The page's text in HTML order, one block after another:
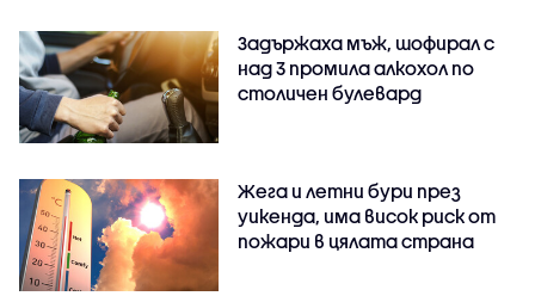
Задържаха мъж, шофирал с
над 3 промила алкохол по
столичен булевард
Жега и летни бури през
уикенда, има висок риск от
пожари в цялата страна